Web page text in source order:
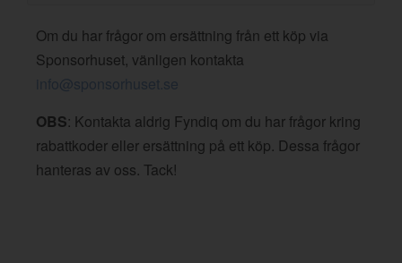
Om du har frågor om ersättning från ett köp via
Sponsorhuset, vänligen kontakta
info@sponsorhuset.se
OBS: Kontakta aldrig Fyndiq om du har frågor kring
rabattkoder eller ersättning på ett köp. Dessa frågor
hanteras av oss. Tack!